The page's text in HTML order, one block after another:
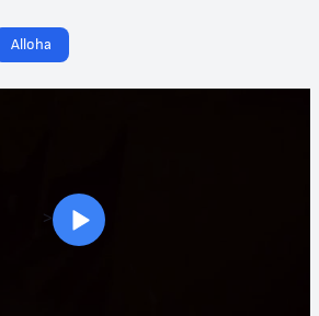
где трансформеры сражаются не только
своего мира. Бросьте взгляд на
мощные трансформации, которые делают
быстрее.
взять участие в этом эпическом
Война за Кибертрон" — это отличный
Alloha
>